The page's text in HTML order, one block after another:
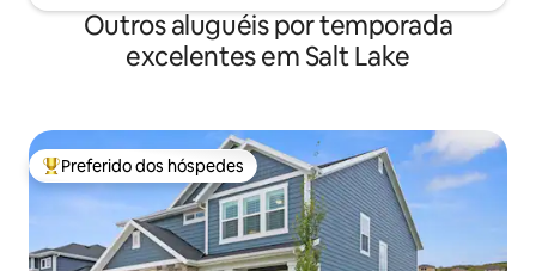
Outros aluguéis por temporada
excelentes em Salt Lake
Entre os melhores preferidos dos hóspedes
Preferido dos hóspedes